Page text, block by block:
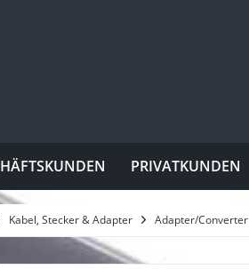
PRIVATKUNDEN
Kabel, Stecker & Adapter Adapter/Converter